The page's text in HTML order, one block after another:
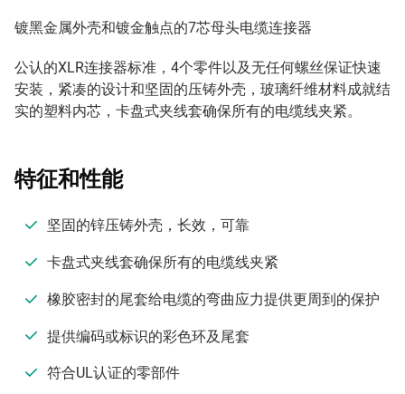
镀黑金属外壳和镀金触点的7芯母头电缆连接器
公认的XLR连接器标准，4个零件以及无任何螺丝保证快速
安装，紧凑的设计和坚固的压铸外壳，玻璃纤维材料成就结
实的塑料内芯，卡盘式夹线套确保所有的电缆线夹紧。
特征和性能
坚固的锌压铸外壳，长效，可靠
卡盘式夹线套确保所有的电缆线夹紧
橡胶密封的尾套给电缆的弯曲应力提供更周到的保护
提供编码或标识的彩色环及尾套
符合UL认证的零部件